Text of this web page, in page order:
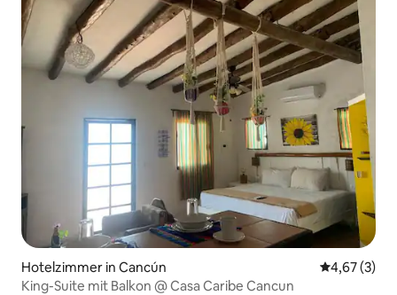
Hotelzimmer in Cancún
4,67 (3)
King-Suite mit Balkon @ Casa Caribe Cancun